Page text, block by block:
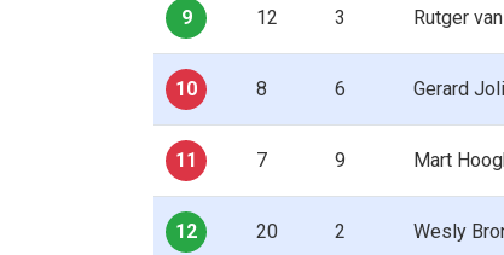
9 12 3 Rutger
10 8 6 Gerard
11 7 9 Mart
12 20 2 Wesly